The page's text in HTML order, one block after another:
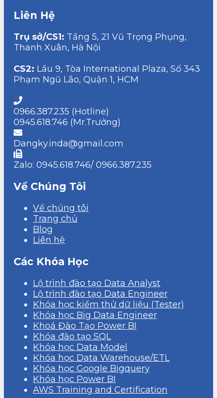
Liên Hệ
Trụ sở/CS1: Tầng 5, 21 Vũ Trọng Phụng,
Thanh Xuân, Hà Nội
CS2: Lầu 9, Tòa International Plaza, Số 343
Phạm Ngũ Lão, Quận 1, HCM
0966.387.235 (Hotline)
0945.618.746 (Mr.Trưởng)
Dangky.inda@gmail.com
Zalo: 0945.618.746/ 0966.387.235
Về Chúng Tôi
Về chúng tôi
Trang chủ
Blog
Liên hệ
Các Khóa Học
Lộ trình đào tạo Data Analyst
Lộ trình đào tạo Data Engineer
Khóa học kiểm thử dữ liệu (Tester)
Khóa học Big Data Engineer
Khoá Đào Tạo Power BI
Khóa đào tạo SQL
Khóa học Data Model
Khóa học Data Warehouse/ETL
Khóa học Google Bigquery
Khóa học Power BI
AWS Training and Certification